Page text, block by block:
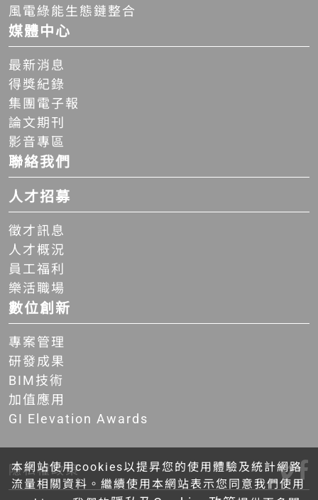
風電綠能生態鏈整合
媒體中心
最新消息
得獎紀錄
集團電子報
論文期刊
影音專區
聯絡我們
人才招募
徵才訊息
人才概況
員工福利
樂活職場
數位創新
專案管理
研發成果
BIM技術
加值應用
GI Elevation Awards
隱私權政策
本網站使用cookies以提昇您的使用體驗及統計網路
流量相關資料。繼續使用本網站表示您同意我們使用